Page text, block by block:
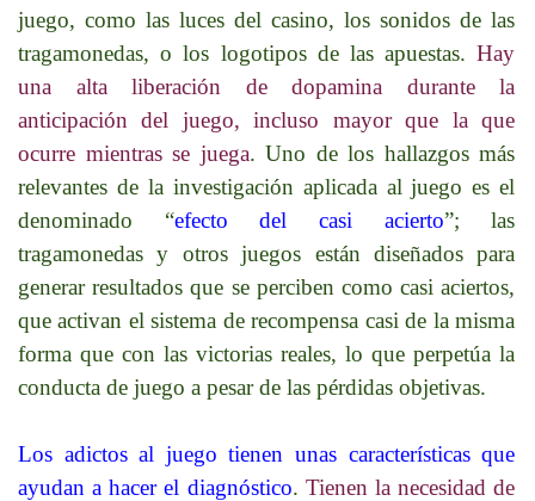
juego, como las luces del casino, los sonidos de las
tragamonedas, o los logotipos de las apuestas.Hay
una alta liberación de dopamina durante la
anticipación del juego, incluso mayor que la que
ocurre mientras se juega. Uno de los hallazgos más
relevantes de la investigación aplicada al juego es el
denominado “efecto del casi acierto”; las
tragamonedas y otros juegos están diseñados para
generar resultados que se perciben como casi aciertos,
que activan el sistema de recompensa casi de la misma
forma que con las victorias reales, lo que perpetúa la
conducta de juego a pesar de las pérdidas objetivas.
Los adictos al juego tienen unas características que
ayudan a hacer el diagnóstico. Tienen la necesidad de